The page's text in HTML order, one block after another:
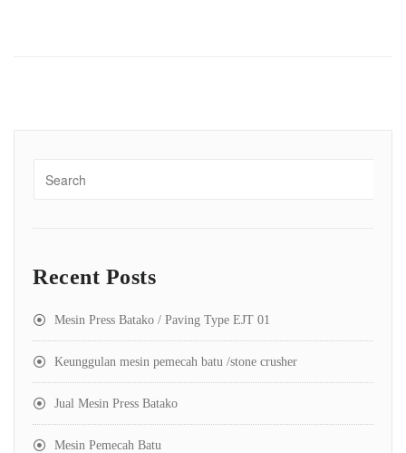
Recent Posts
Mesin Press Batako / Paving Type EJT 01
Keunggulan mesin pemecah batu /stone crusher
Jual Mesin Press Batako
Mesin Pemecah Batu